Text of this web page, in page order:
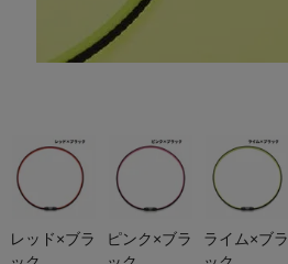
プレゼント
子育て
全てのシーンを見る
レッド×ブラ
ピンク×ブラ
ライム×ブラ